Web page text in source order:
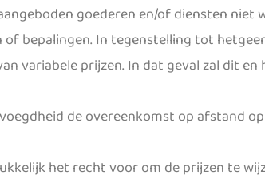
goederen en/of diensten
bepalingen. In tegenstelling tot
variabele prijzen. In dat geval zal dit
de overeenkomst op afstand
het recht voor om de prijzen te